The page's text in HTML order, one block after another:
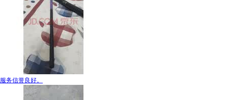
服务信誉良好。